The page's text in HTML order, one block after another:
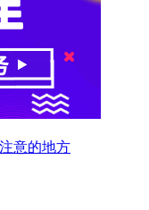
意的地方